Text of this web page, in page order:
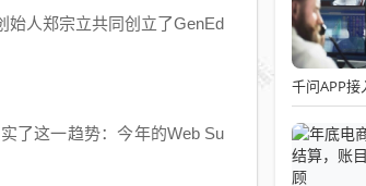
人郑宗立共同创立了GenEd
了这一趋势：今年的Web Su